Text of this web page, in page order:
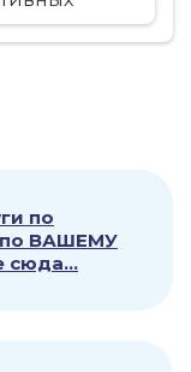
ее
экономике
по
по ВАШЕМУ
сюда...